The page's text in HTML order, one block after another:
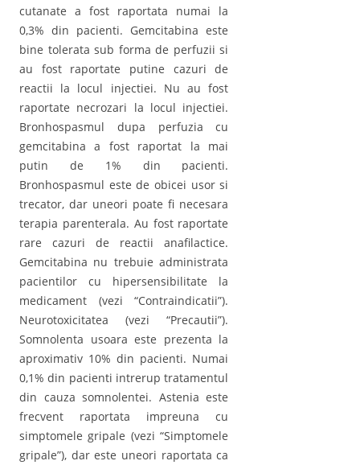
cutanate a fost raportata numai la
0,3% din pacienti. Gemcitabina este
bine tolerata sub forma de perfuzii si
au fost raportate putine cazuri de
reactii la locul injectiei. Nu au fost
raportate necrozari la locul injectiei.
Bronhospasmul dupa perfuzia cu
gemcitabina a fost raportat la mai
putin de 1% din pacienti.
Bronhospasmul este de obicei usor si
trecator, dar uneori poate fi necesara
terapia parenterala. Au fost raportate
rare cazuri de reactii anafilactice.
Gemcitabina nu trebuie administrata
pacientilor cu hipersensibilitate la
medicament (vezi “Contraindicatii”).
Neurotoxicitatea (vezi “Precautii”).
Somnolenta usoara este prezenta la
aproximativ 10% din pacienti. Numai
0,1% din pacienti intrerup tratamentul
din cauza somnolentei. Astenia este
frecvent raportata impreuna cu
simptomele gripale (vezi “Simptomele
gripale”), dar este uneori raportata ca